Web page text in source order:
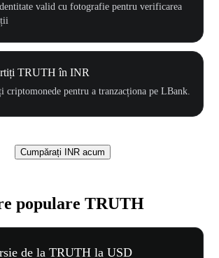
valid cu fotografie pentru verificarea
TRUTH în INR
criptomonede pentru a tranzacționa pe LBank.
Cumpărați INR acum
populare TRUTH
de la TRUTH la USD